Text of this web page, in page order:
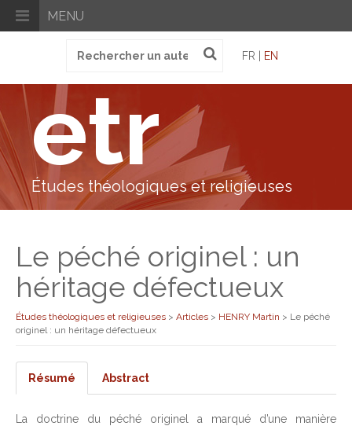
MENU
pour
FR | EN
etr
Études théologiques et religieuses
Le péché originel : un
héritage défectueux
Études théologiques et religieuses > Articles > HENRY Martin > Le péché
originel : un héritage défectueux
Résumé Abstract
La doctrine du péché originel a marqué d’une manière